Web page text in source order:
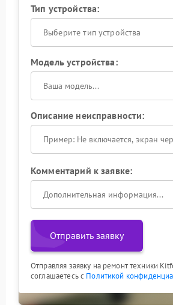
Тип устройства:
Выберите тип устройства
Модель устройства:
Описание неисправности:
Комментарий к заявке:
Отправить заявку
Отправляя заявку на ремонт техники
соглашаетесь с Политикой